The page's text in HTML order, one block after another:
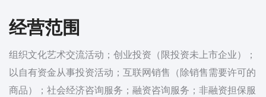
经营范围
组织文化艺术交流活动；创业投资（限投资未上市企业）；
以自有资金从事投资活动；互联网销售（除销售需要许可的
商品）；社会经济咨询服务；融资咨询服务；非融资担保服